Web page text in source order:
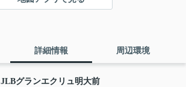
詳細情報 周辺環境
JLBグランエクリュ明大前